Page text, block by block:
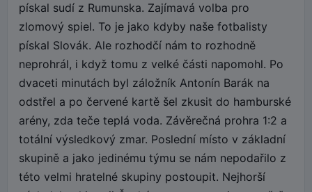
pískal sudí z Rumunska. Zajímavá volba pro
zlomový spiel. To je jako kdyby naše fotbalisty
pískal Slovák. Ale rozhodčí nám to rozhodně
neprohrál, i když tomu z velké části napomohl. Po
dvaceti minutách byl záložník Antonín Barák na
odstřel a po červené kartě šel zkusit do hamburské
arény, zda teče teplá voda. Závěrečná prohra 1:2 a
totální výsledkový zmar. Poslední místo v základní
skupině a jako jedinému týmu se nám nepodařilo z
této velmi hratelné skupiny postoupit. Nejhorší